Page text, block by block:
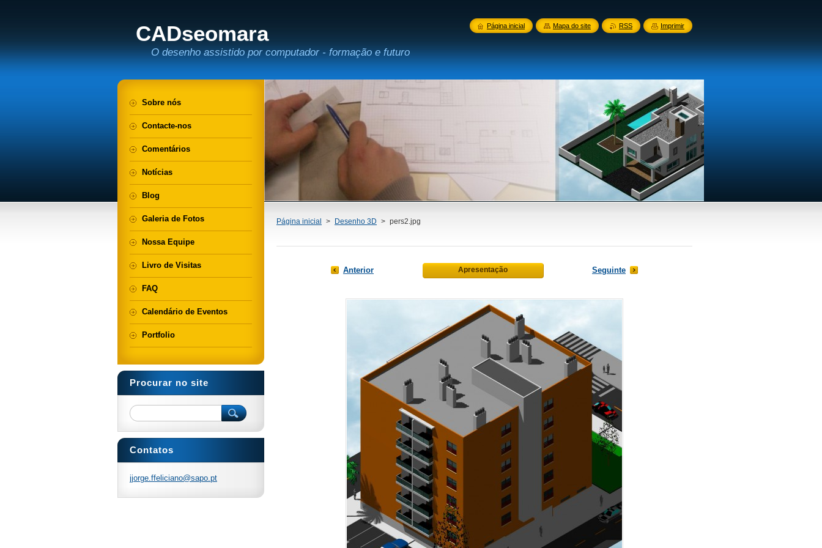
CADseomara
O desenho assistido por computador - formação e futuro
Página inicial > Desenho 3D > pers2.jpg
Anterior Apresentação Seguinte
Sobre nós
Contacte-nos
Comentários
Notícias
Blog
Galeria de Fotos
Nossa Equipe
Livro de Visitas
FAQ
Calendário de Eventos
Portfolio
Procurar no site
Contatos
jjorge.ffeliciano@sapo.pt
Página inicial Mapa do site RSS Imprimir